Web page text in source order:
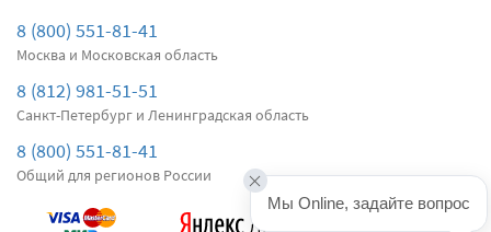
8 (800) 551-81-41
Москва и Московская область
8 (812) 981-51-51
Санкт-Петербург и Ленинградская область
8 (800) 551-81-41
Общий для регионов России
Мы Online, задайте вопрос